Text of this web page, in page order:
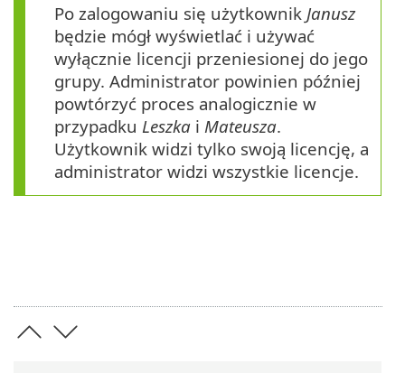
Po zalogowaniu się użytkownik Janusz
będzie mógł wyświetlać i używać
wyłącznie licencji przeniesionej do jego
grupy. Administrator powinien później
powtórzyć proces analogicznie w
przypadku Leszka i Mateusza.
Użytkownik widzi tylko swoją licencję, a
administrator widzi wszystkie licencje.